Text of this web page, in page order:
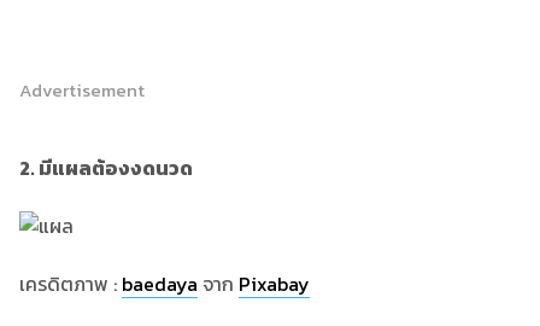
Advertisement
2. มีแผลต้องงดนวด
เครดิตภาพ : baedaya จาก Pixabay